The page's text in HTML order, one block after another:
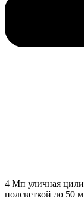
4 Мп уличная
подсветкой до 50